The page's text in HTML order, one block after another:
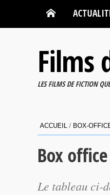
Films
LES FILMS DE FICTION
ACCUEIL / BOX-
Box
Le tableau ci-